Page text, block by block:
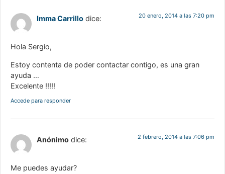
Imma Carrillo dice: 20 enero, 2014 a las 7:20 pm
Hola Sergio,
Estoy contenta de poder contactar contigo, es una gran
ayuda …
Excelente !!!!!
Accede para responder
Anónimo dice: 2 febrero, 2014 a las 7:06 pm
Me puedes ayudar?